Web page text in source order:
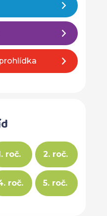
roč. 2. roč.
roč. 5. roč.